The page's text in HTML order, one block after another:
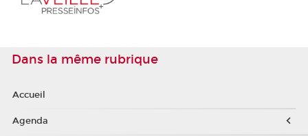
Dans la même rubrique
Accueil
Agenda